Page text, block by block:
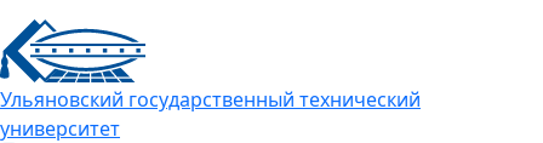
Ульяновский государственный технический
университет